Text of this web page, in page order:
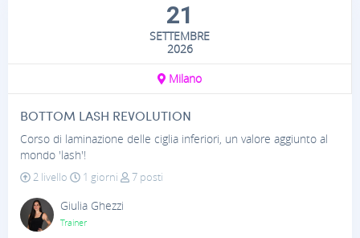
21
SETTEMBRE
2026
Milano
BOTTOM LASH REVOLUTION
Corso di laminazione delle ciglia inferiori, un valore aggiunto al
mondo 'lash'!
2 livello
1 giorni
7 posti
Giulia Ghezzi
Trainer